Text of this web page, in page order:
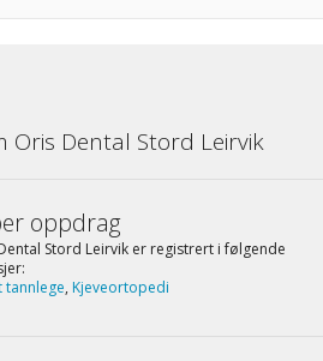
Oris Dental Stord Leirvik
oppdrag
Stord Leirvik er registrert i følgende
tannlege, Kjeveortopedi